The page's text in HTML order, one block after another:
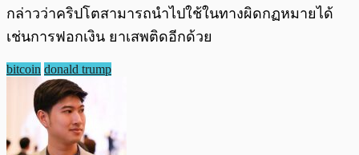
กล่าวว่าคริปโตสามารถนำไปใช้ในทางผิดกฏหมายได้
เช่นการฟอกเงิน ยาเสพติดอีกด้วย
bitcoin donald trump